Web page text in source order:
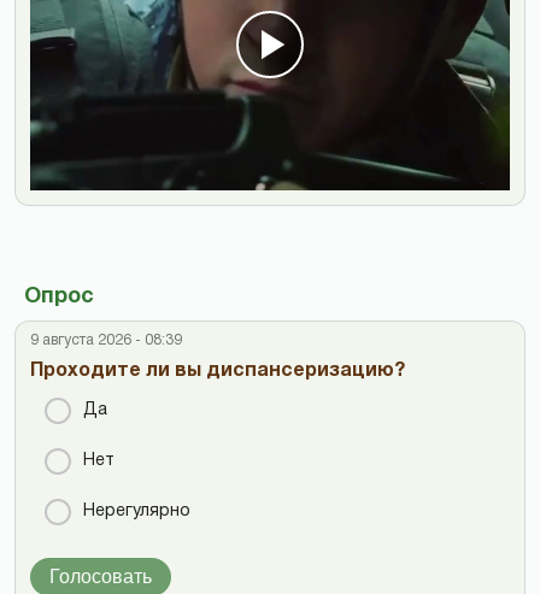
Опрос
9 августа 2026 - 08:39
Проходите ли вы диспансеризацию?
Да
Нет
Нерегулярно
Голосовать